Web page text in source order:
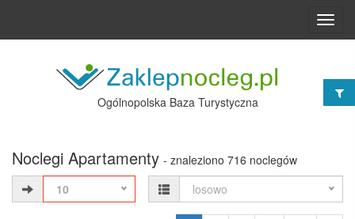
Ogólnopolska Baza Turystyczna
Noclegi Apartamenty - znaleziono 716 noclegów
10
losowo